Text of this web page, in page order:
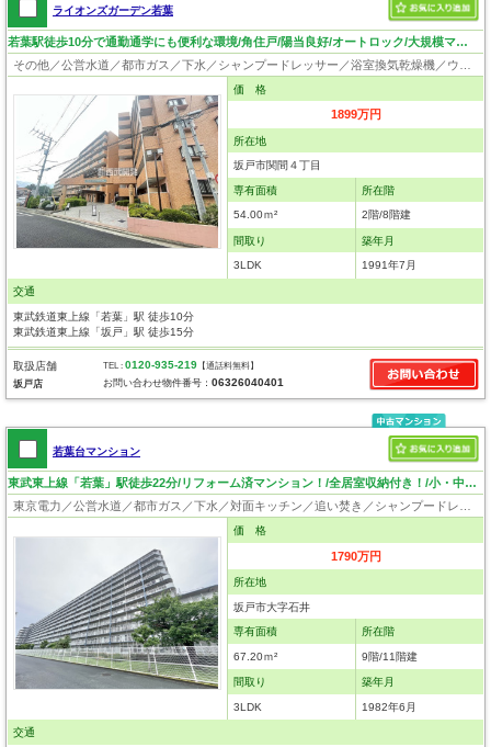
ライオンズガーデン若葉
若葉駅徒歩10分で通勤通学にも便利な環境/角住戸/陽当良好/オートロック/大規模マンション/全洋室出窓有
価 格
1899万円
所在地
坂戸市関間４丁目
専有面積
54.00ｍ²
所在階
2階/8階建
間取り
3LDK
築年月
1991年7月
交通
東武鉄道東上線「若葉」駅 徒歩10分
東武鉄道東上線「坂戸」駅 徒歩15分
取扱店舗
坂戸店
TEL :0120-935-219 【通話料無料】
お問い合わせ物件番号：06326040401
若葉台マンション
東武東上線「若葉」駅徒歩22分/リフォーム済マンション！/全居室収納付き！/小・中学校徒歩10分圏内！
東京電力／公営水道／都市ガス／下水／対面キッチン／追い焚き／シャンプードレッサー／浴室換気乾燥機／ウォシュレット／システムキッチン／浄水器／フローリング／クローゼット／エレベータ／ペット相談
価 格
1790万円
所在地
坂戸市大字石井
専有面積
67.20ｍ²
所在階
9階/11階建
間取り
3LDK
築年月
1982年6月
交通